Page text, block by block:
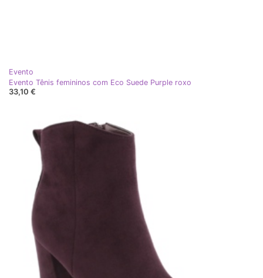
Evento
Evento Tênis femininos com Eco Suede Purple roxo
33,10 €